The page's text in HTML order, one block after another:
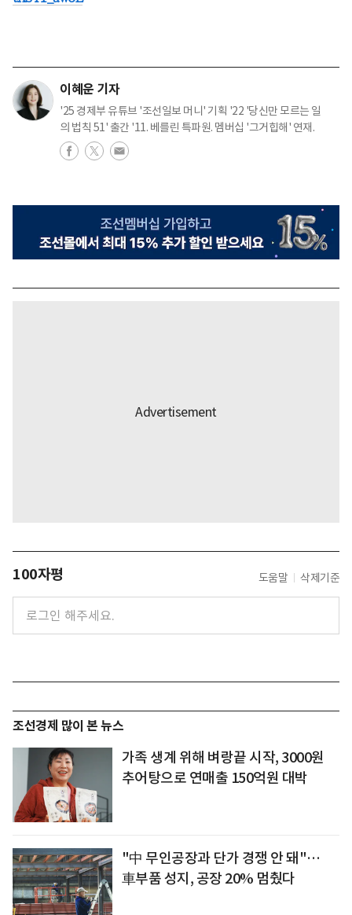
이혜운 기자
'25 경제부 유튜브 '조선일보 머니' 기획 '22 '당신만 모르는 일
의 법칙 51' 출간 '11. 베를린 특파원. 멤버십 '그거힙해' 연재.
100자평 도움말 삭제기준
조선경제 많이 본 뉴스
가족 생계 위해 벼랑끝 시작, 3000원
추어탕으로 연매출 150억원 대박
"中 무인공장과 단가 경쟁 안 돼"…
車부품 성지, 공장 20% 멈췄다